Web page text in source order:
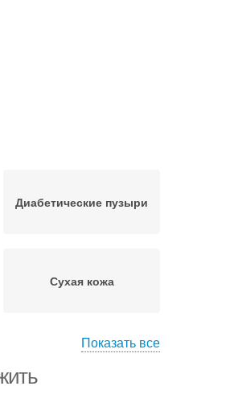
Диабетические пузыри
Сухая кожа
Показать все